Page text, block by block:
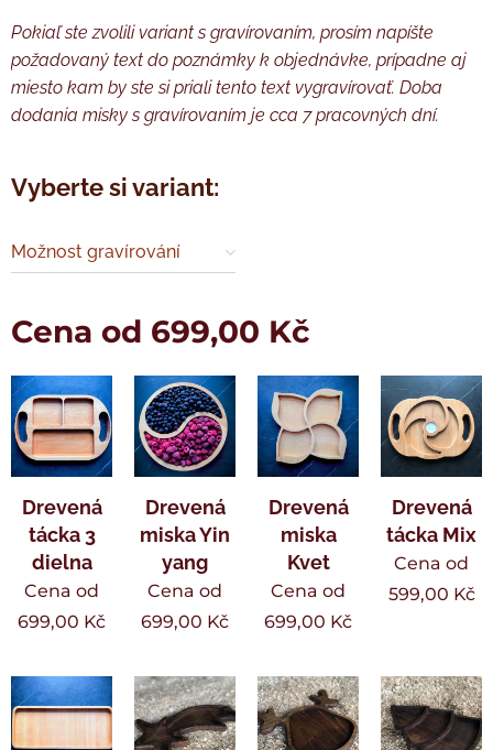
Pokiaľ ste zvolili variant s gravírovaním, prosím napíšte
požadovaný text do poznámky k objednávke, prípadne aj
miesto kam by ste si priali tento text vygravírovať. Doba
dodania misky s gravírovaním je cca 7 pracovných dní.
Vyberte si variant:
Možnost gravírování
Cena od 699,00 Kč
Drevená
tácka 3
dielna
Cena od
699,00 Kč
Drevená
miska Yin
yang
Cena od
699,00 Kč
Drevená
miska
Kvet
Cena od
699,00 Kč
Drevená
tácka Mix
Cena od
599,00 Kč